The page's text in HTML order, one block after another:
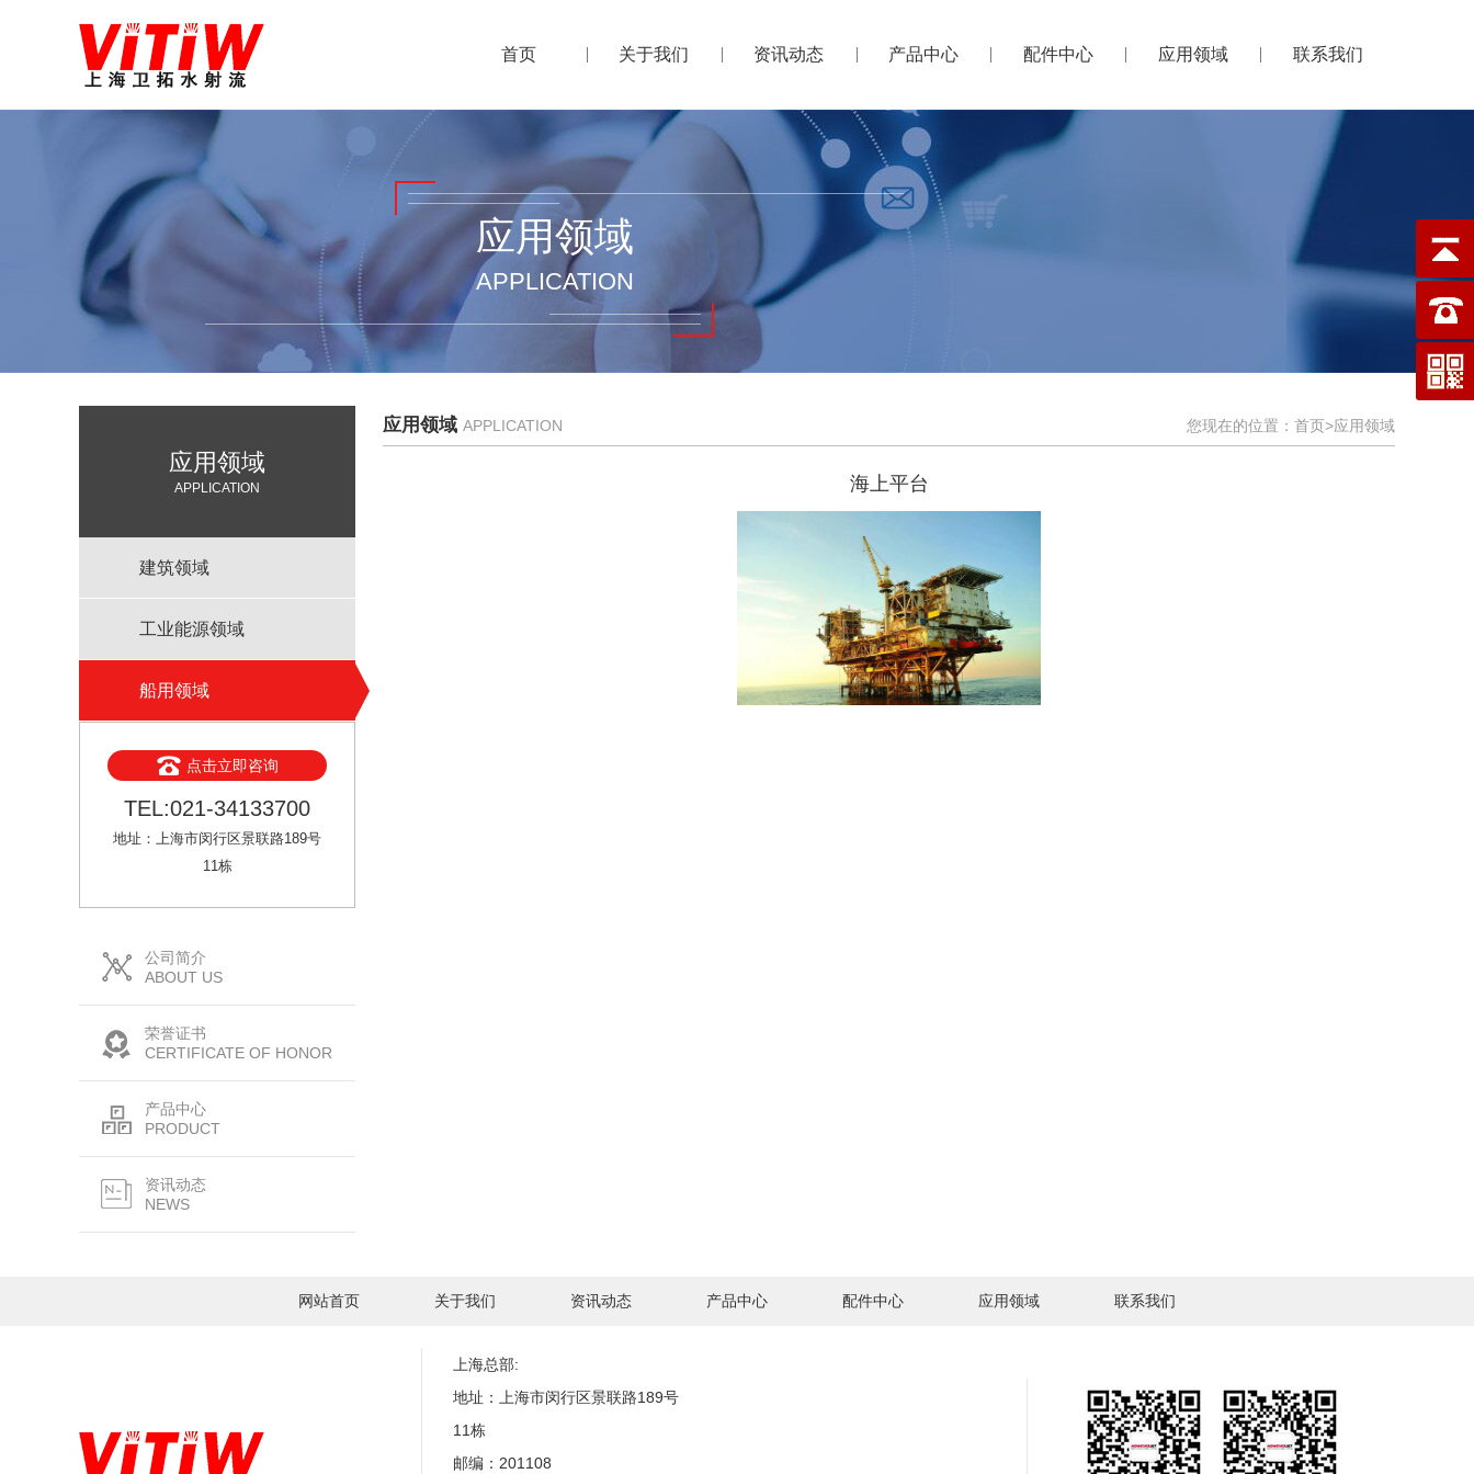
首页 关于我们 资讯动态 产品中心 配件中心 应用领域 联系我们
应用领域
APPLICATION
应用领域
APPLICATION
建筑领域
工业能源领域
船用领域
点击立即咨询
TEL:021-34133700
地址：上海市闵行区景联路189号
11栋
公司简介
ABOUT US
荣誉证书
CERTIFICATE OF HONOR
产品中心
PRODUCT
资讯动态
NEWS
应用领域 APPLICATION 您现在的位置： 首页>应用领域
海上平台
网站首页 关于我们 资讯动态 产品中心 配件中心 应用领域 联系我们
上海总部:
地址：上海市闵行区景联路189号
11栋
邮编：201108